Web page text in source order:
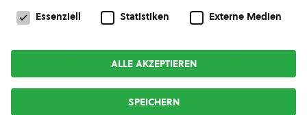
Copyright © 2026bio austria
Datenschutzeinstellungen
Essenziell Statistiken Externe Medien
ALLE AKZEPTIEREN
SPEICHERN